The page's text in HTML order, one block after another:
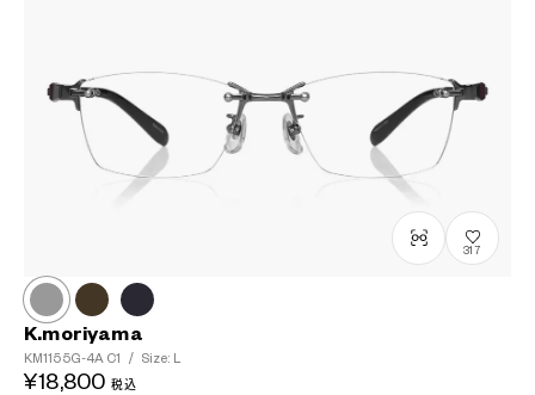
317
K.moriyama
KM1155G-4A C1 / Size: L
¥18,800 税込